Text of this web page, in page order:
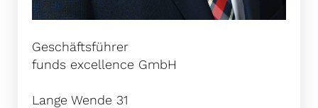
Geschäftsführer
funds excellence GmbH
Lange Wende 31